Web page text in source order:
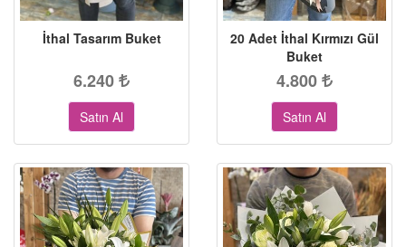
İthal Tasarım Buket
6.240
Satın Al
20 Adet İthal Kırmızı Gül
Buket
4.800
Satın Al